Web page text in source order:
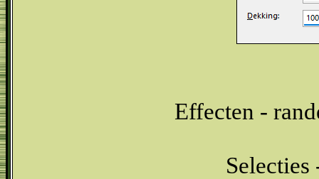
Effecten -
Selecties